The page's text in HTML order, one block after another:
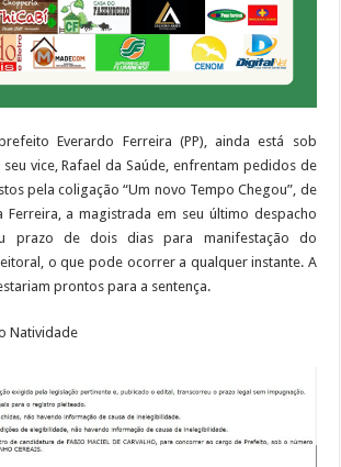
Everardo Ferreira (PP), ainda está sob
vice, Rafael da Saúde, enfrentam pedidos de
pela coligação “Um novo Tempo Chegou”, de
Ferreira, a magistrada em seu último despacho
prazo de dois dias para manifestação do
o que pode ocorrer a qualquer instante. A
prontos para a sentença.
Natividade